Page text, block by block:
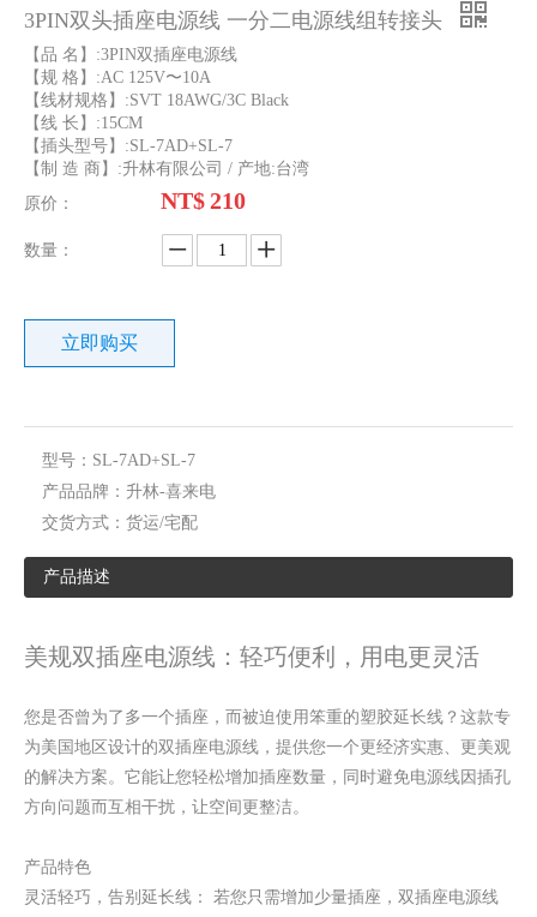
美规电源延长中继线 美规3PIN公插接3PIN母插(NEMA 5-15P接NEMA 5-15R)
3PIN双头插座电源线 一分二电源线组转接头
【品 名】:3PIN双插座电源线
【规 格】:AC 125V〜10A
【线材规格】:SVT 18AWG/3C Black
【线 长】:15CM
【插头型号】:SL-7AD+SL-7
【制 造 商】:升林有限公司 / 产地:台湾
原价：
NT$210
数量：
立即购买
型号： SL-7AD+SL-7
产品品牌： 升林-喜来电
交货方式： 货运/宅配
产品描述
美规双插座电源线：轻巧便利，用电更灵活
您是否曾为了多一个插座，而被迫使用笨重的塑胶延长线？这款专
为美国地区设计的双插座电源线，提供您一个更经济实惠、更美观
的解决方案。它能让您轻松增加插座数量，同时避免电源线因插孔
方向问题而互相干扰，让空间更整洁。
产品特色
灵活轻巧，告别延长线： 若您只需增加少量插座，双插座电源线